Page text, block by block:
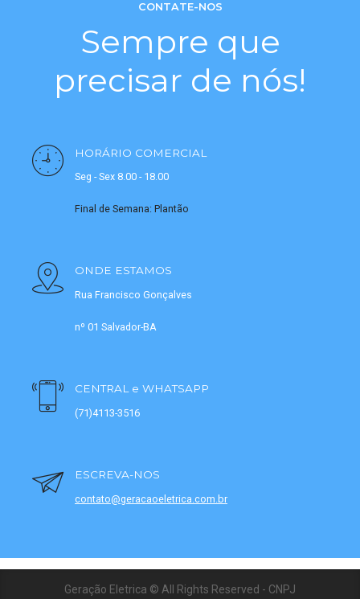
CONTATE-NOS
Sempre que
precisar de nós!
HORÁRIO COMERCIAL
Seg - Sex 8.00 - 18.00
Final de Semana: Plantão
ONDE ESTAMOS
Rua Francisco Gonçalves
nº 01 Salvador-BA
CENTRAL e WHATSAPP
(71)4113-3516
ESCREVA-NOS
contato@geracaoeletrica.com.br
Geração Eletrica © All Rights Reserved - CNPJ